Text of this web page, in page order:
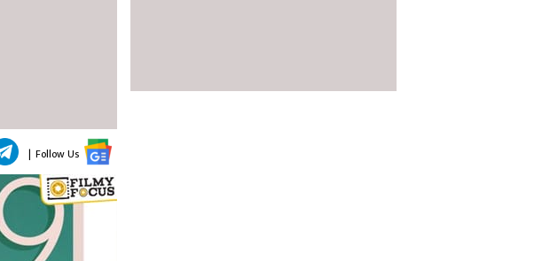
| Follow Us